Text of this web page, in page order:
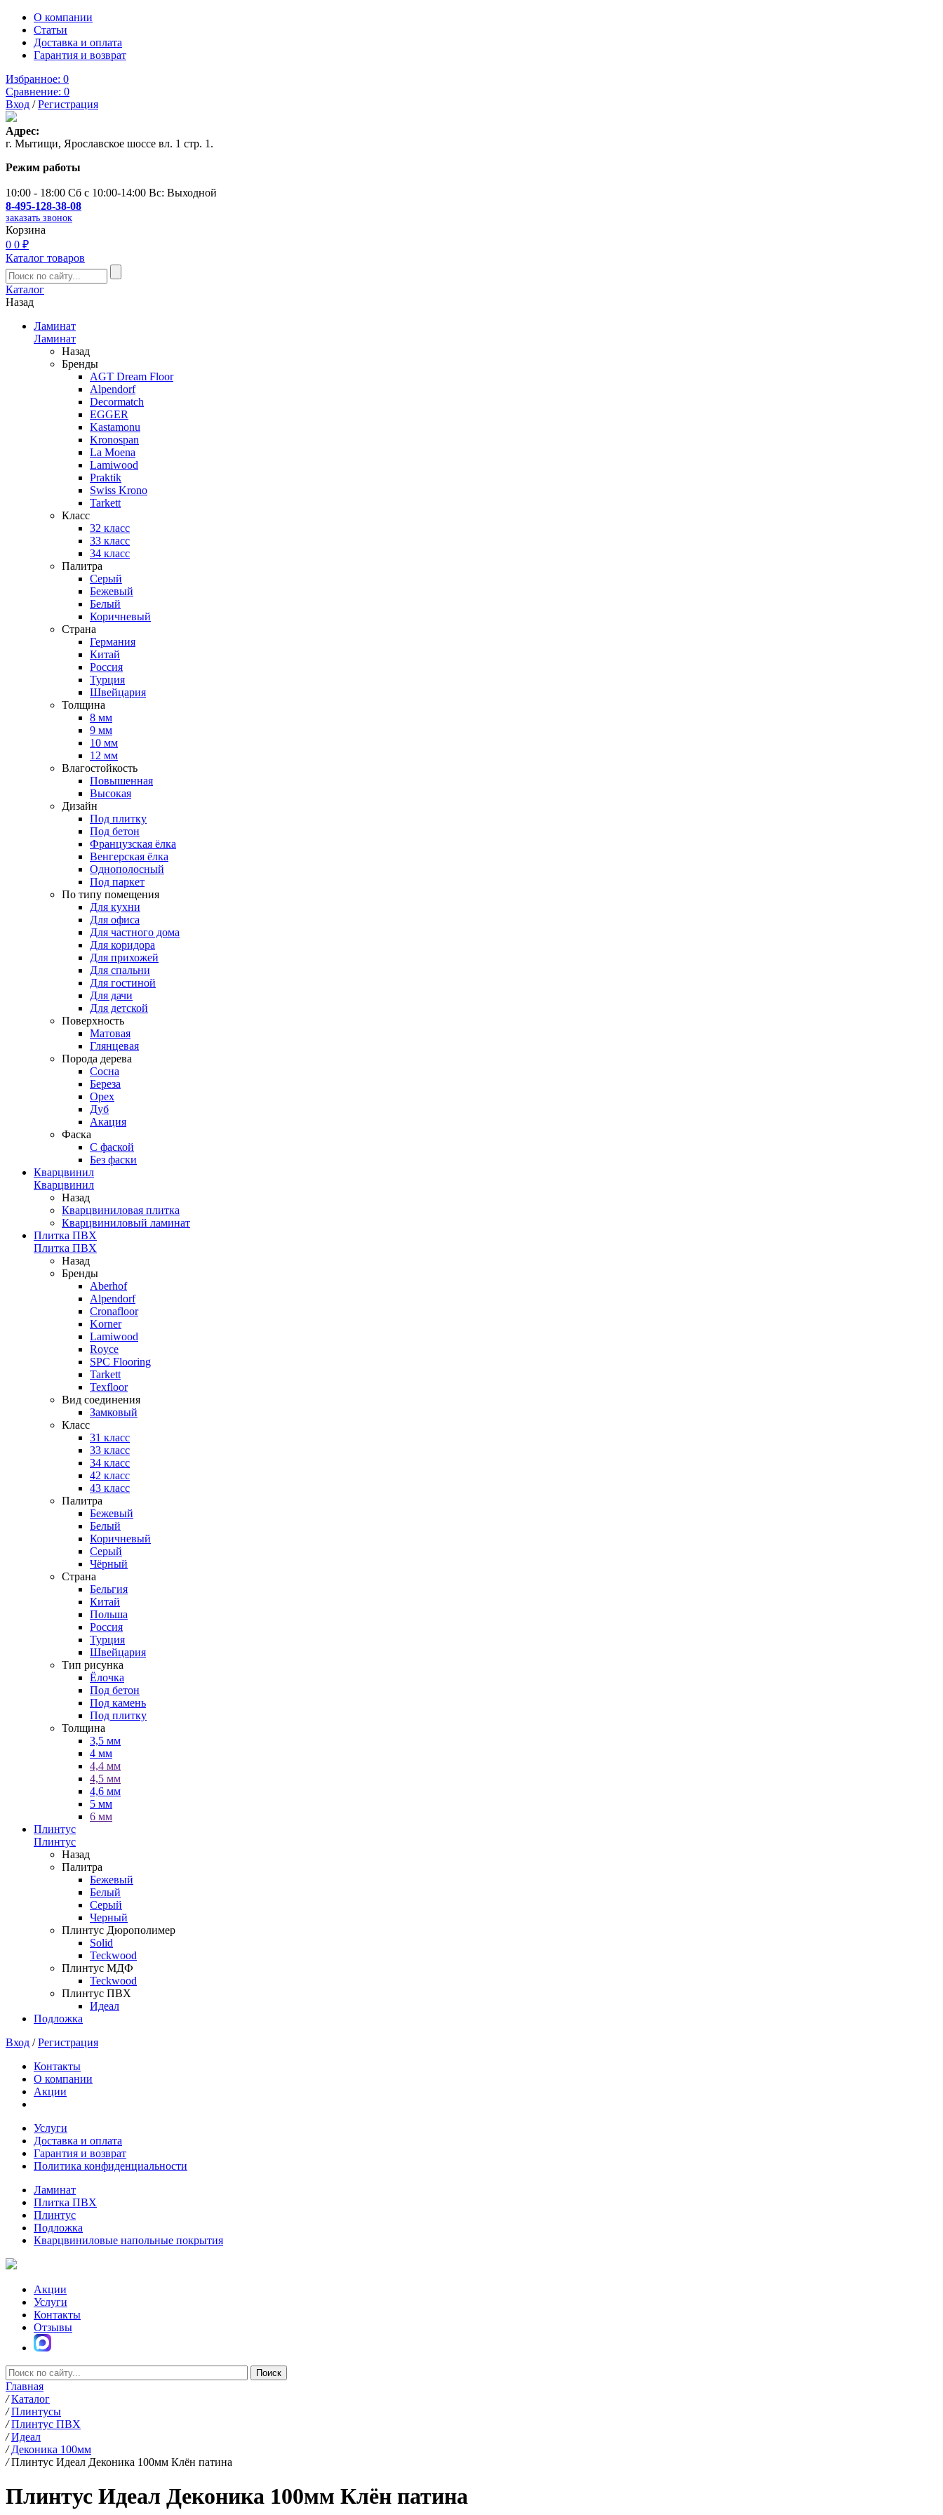
О компании
Статьи
Доставка и оплата
Гарантия и возврат
Избранное: 0
Сравнение: 0
Вход /Регистрация
Адрес:
г. Мытищи, Ярославское шоссе вл. 1 стр. 1.
Режим работы
10:00 - 18:00 Сб с 10:00-14:00 Вс: Выходной
8-495-128-38-08
заказать звонок
Корзина
0 0 ₽
Каталог товаров
Каталог
Назад
Ламинат
Ламинат
Назад
Бренды
AGT Dream Floor
Alpendorf
Decormatch
EGGER
Kastamonu
Kronospan
La Moena
Lamiwood
Praktik
Swiss Krono
Tarkett
Класс
32 класс
33 класс
34 класс
Палитра
Серый
Бежевый
Белый
Коричневый
Страна
Германия
Китай
Россия
Турция
Швейцария
Толщина
8 мм
9 мм
10 мм
12 мм
Влагостойкость
Повышенная
Высокая
Дизайн
Под плитку
Под бетон
Французская ёлка
Венгерская ёлка
Однополосный
Под паркет
По типу помещения
Для кухни
Для офиса
Для частного дома
Для коридора
Для прихожей
Для спальни
Для гостиной
Для дачи
Для детской
Поверхность
Матовая
Глянцевая
Порода дерева
Сосна
Береза
Орех
Дуб
Акация
Фаска
С фаской
Без фаски
Кварцвинил
Кварцвинил
Назад
Кварцвиниловая плитка
Кварцвиниловый ламинат
Плитка ПВХ
Плитка ПВХ
Назад
Бренды
Aberhof
Alpendorf
Cronafloor
Korner
Lamiwood
Royce
SPC Flooring
Tarkett
Texfloor
Вид соединения
Замковый
Класс
31 класс
33 класс
34 класс
42 класс
43 класс
Палитра
Бежевый
Белый
Коричневый
Серый
Чёрный
Страна
Бельгия
Китай
Польша
Россия
Турция
Швейцария
Тип рисунка
Ёлочка
Под бетон
Под камень
Под плитку
Толщина
3,5 мм
4 мм
4,4 мм
4,5 мм
4,6 мм
5 мм
6 мм
Плинтус
Плинтус
Назад
Палитра
Бежевый
Белый
Серый
Черный
Плинтус Дюрополимер
Solid
Teckwood
Плинтус МДФ
Teckwood
Плинтус ПВХ
Идеал
Подложка
Вход /Регистрация
Контакты
О компании
Акции
Услуги
Доставка и оплата
Гарантия и возврат
Политика конфиденциальности
Ламинат
Плитка ПВХ
Плинтус
Подложка
Кварцвиниловые напольные покрытия
Акции
Услуги
Контакты
Отзывы
Главная
/ Каталог
/ Плинтусы
/ Плинтус ПВХ
/ Идеал
/ Деконика 100мм
/ Плинтус Идеал Деконика 100мм Клён патина
Плинтус Идеал Деконика 100мм Клён патина